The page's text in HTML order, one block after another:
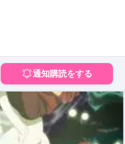
通知購読をする